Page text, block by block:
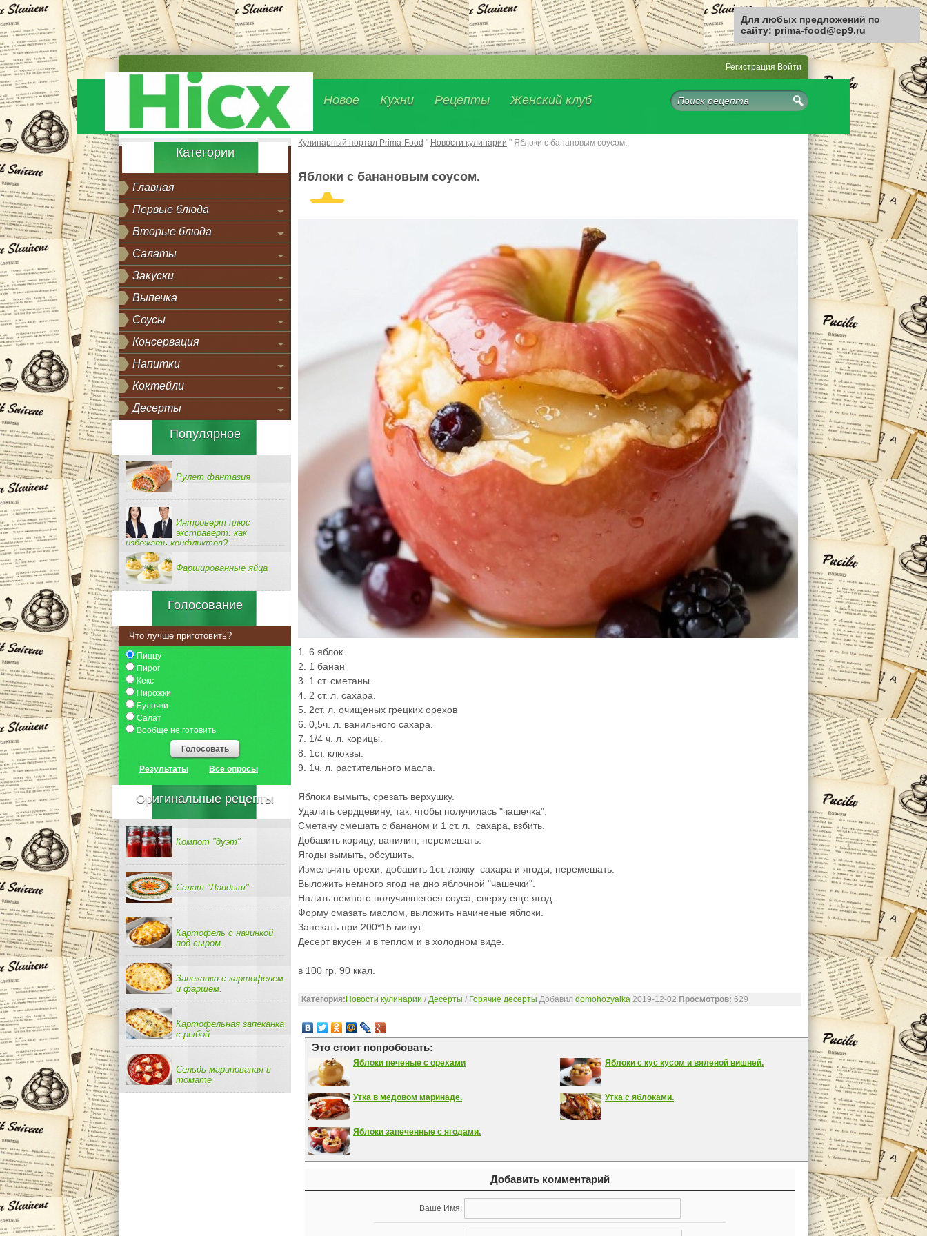
Регистрация Войти
Новое Кухни Рецепты Женский клуб
Категории
Главная
Первые блюда
Вторые блюда
Салаты
Закуски
Выпечка
Соусы
Консервация
Напитки
Коктейли
Десерты
Популярное
Рулет фантазия
Интроверт плюс
экстраверт: как
избежать конфликтов?
Фаршированные яйца
Голосование
Что лучше приготовить?
Пиццу
Пирог
Кекс
Пирожки
Булочки
Салат
Вообще не готовить
Голосовать
Результаты Все опросы
Оригинальные рецепты
Компот "дуэт"
Салат "Ландыш"
Картофель с начинкой
под сыром.
Запеканка с картофелем
и фаршем.
Картофельная запеканка
с рыбой
Сельдь маринованая в
томате
Кулинарный портал Prima-Food " Новости кулинарии " Яблоки с банановым соусом.
Яблоки с банановым соусом.
1. 6 яблок.
2. 1 банан
3. 1 ст. сметаны.
4. 2 ст. л. сахара.
5. 2ст. л. очищеных грецких орехов
6. 0,5ч. л. ванильного сахара.
7. 1/4 ч. л. корицы.
8. 1ст. клюквы.
9. 1ч. л. растительного масла.
Яблоки вымыть, срезать верхушку.
Удалить сердцевину, так, чтобы получилась "чашечка".
Сметану смешать с бананом и 1 ст. л. сахара, взбить.
Добавить корицу, ванилин, перемешать.
Ягоды вымыть, обсушить.
Измельчить орехи, добавить 1ст. ложку сахара и ягоды, перемешать.
Выложить немного ягод на дно яблочной "чашечки".
Налить немного получившегося соуса, сверху еще ягод.
Форму смазать маслом, выложить начиненые яблоки.
Запекать при 200*15 минут.
Десерт вкусен и в теплом и в холодном виде.
в 100 гр. 90 ккал.
Категория: Новости кулинарии / Десерты / Горячие десерты Добавил domohozyaika 2019-12-02 Просмотров: 629
Это стоит попробовать:
Яблоки печеные с орехами Яблоки с кус кусом и вяленой вишней.
Утка в медовом маринаде. Утка с яблоками.
Яблоки запеченные с ягодами.
Добавить комментарий
Ваше Имя:
Для любых предложений по
сайту: prima-food@cp9.ru